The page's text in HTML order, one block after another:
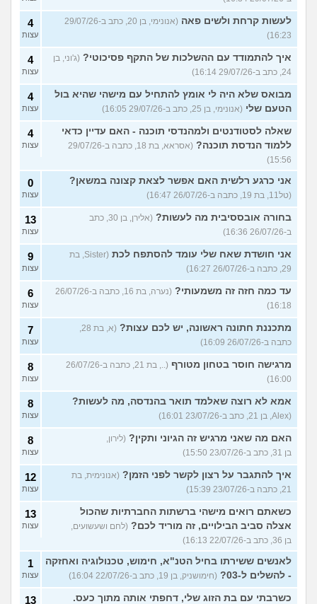
לעשות קרחת ולשים פאה
(אנונימי, בן 20, כתב ב-29/07/26
16:23)
4
עצות
איך להתמודד עם ההשלכות של התקף פסיכוטי? (ג'וני, בן
24, כתב ב-29/07/26 16:14)
4
עצות
מבואס שלא היה לי אומץ להתחיל עם מישהי שהיא בול
הטעם שלי (אנונימי, בן 25, כתב ב-29/07/26 16:05)
4
עצות
שאלה לסטודנטים ולמהנדסי תוכנה - האם עדיין כדאי
ללמוד הנדסת תוכנה?
(אסראא, בת 18, כתבה ב-29/07/26
15:56)
4
עצות
אני כרגע רלשית האם אפשר לצאת קצונה במשאן?
(טל11, בת 19, כתבה ב-26/07/26 16:47)
0
עצות
בחורה אובססיבית מה לעשות?
(אלירן, בן 30, כתב
ב-26/07/26 16:36)
13
עצות
אני חושדת שאח שלי עומד להסתפח לכת
(Sister, בת
29, כתבה ב-26/07/26 16:27)
9
עצות
עד כמה חזה זה משמעותי?
(נערה, בת 16, כתבה ב-26/07/26
16:18)
6
עצות
מתכננת חתונה ראשונה, יש לכם עצות?
(א, בת 28,
כתבה ב-26/07/26 16:09)
7
עצות
מרגישה חוסר בטחון מטורף
(.., בת 21, כתבה ב-26/07/26
16:00)
8
עצות
אמא לא רוצה שאלמד תואר בהנדסה, מה לעשות?
(Alex, בן 21, כתב ב-23/07/26 16:01)
8
עצות
האם מה שאני מרגיש זה הגיוני ותקין? (לירון,
בן 31, כתב ב-23/07/26 15:50)
8
עצות
איך להתגבר על רצון לקשר לפני הזמן? (אנונימית, בת
21, כתבה ב-23/07/26 15:39)
12
עצות
כשאתם רואים מישהי ברשתות החברתיות שהכול
אצלה סביב הבילויים, זה מוריד לכם? (לחם ושעשועים,
בן 36, כתב ב-22/07/26 16:13)
13
עצות
לאנשים ששירתו בחיל הטנ"א, חימוש, טכנולוגיה ואחזקה
- להשלים ל-03?
(חימושניק, בן 19, כתב ב-22/07/26 16:04)
1
עצות
כשרבתי עם בת הזוג שלי, דחפתי אותה מתוך כעס.
13